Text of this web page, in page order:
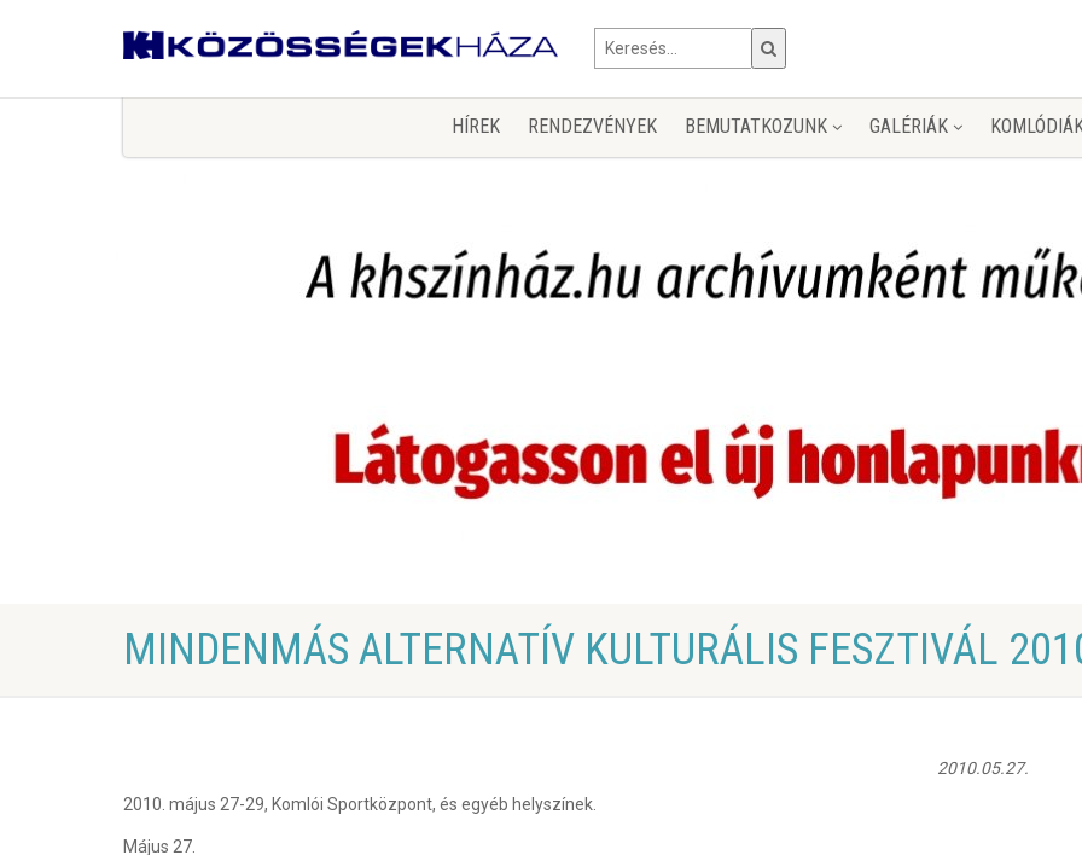
HÍREK RENDEZVÉNYEK BEMUTATKOZUNK GALÉRIÁK
MINDENMÁS ALTERNATÍV KULTURÁLIS FESZTIVÁL
2010.05.27.
2010. május 27-29, Komlói Sportközpont, és egyéb helyszínek.
Május 27.